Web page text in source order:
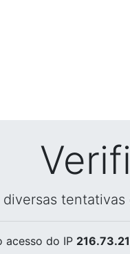
diversas
acesso do IP